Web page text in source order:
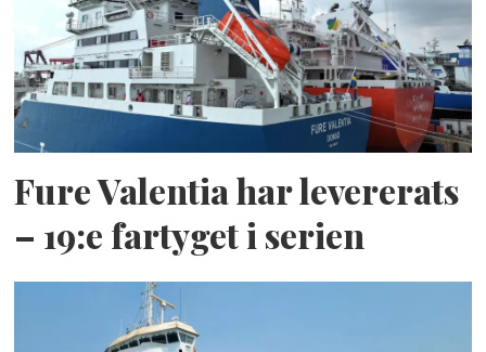
Fure Valentia har levererats
– 19:e fartyget i serien